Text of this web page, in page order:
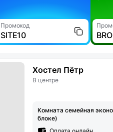
Промокод
SITE10
Хостел Пётр
В центре
Комната семейная
блоке)